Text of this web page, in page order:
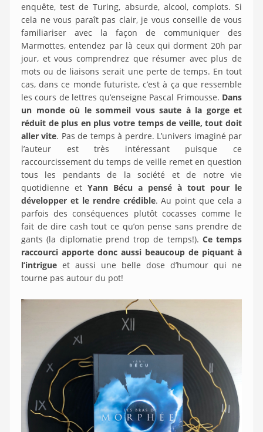
enquête, test de Turing, absurde, alcool, complots. Si
cela ne vous paraît pas clair, je vous conseille de vous
familiariser avec la façon de communiquer des
Marmottes, entendez par là ceux qui dorment 20h par
jour, et vous comprendrez que résumer avec plus de
mots ou de liaisons serait une perte de temps. En tout
cas, dans ce monde futuriste, c’est à ça que ressemble
les cours de lettres qu’enseigne Pascal Frimousse. Dans
un monde où le sommeil vous saute à la gorge et
réduit de plus en plus votre temps de veille, tout doit
aller vite. Pas de temps à perdre. L’univers imaginé par
l’auteur est très intéressant puisque ce
raccourcissement du temps de veille remet en question
tous les pendants de la société et de notre vie
quotidienne et Yann Bécu a pensé à tout pour le
développer et le rendre crédible. Au point que cela a
parfois des conséquences plutôt cocasses comme le
fait de dire cash tout ce qu’on pense sans prendre de
gants (la diplomatie prend trop de temps!). Ce temps
raccourci apporte donc aussi beaucoup de piquant à
l’intrigue et aussi une belle dose d’humour qui ne
tourne pas autour du pot!